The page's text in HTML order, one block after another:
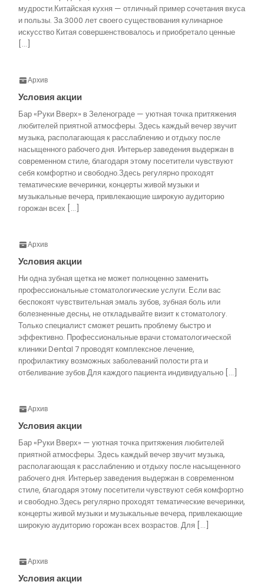
мудрости.Китайская кухня — отличный пример сочетания вкуса
и пользы. За 3000 лет своего существования кулинарное
искусство Китая совершенствовалось и приобретало ценные
[…]
Архив
Условия акции
Бар «Руки Вверх» в Зеленограде — уютная точка притяжения
любителей приятной атмосферы. Здесь каждый вечер звучит
музыка, располагающая к расслаблению и отдыху после
насыщенного рабочего дня. Интерьер заведения выдержан в
современном стиле, благодаря этому посетители чувствуют
себя комфортно и свободно.Здесь регулярно проходят
тематические вечеринки, концерты живой музыки и
музыкальные вечера, привлекающие широкую аудиторию
горожан всех […]
Архив
Условия акции
Ни одна зубная щетка не может полноценно заменить
профессиональные стоматологические услуги. Если вас
беспокоят чувствительная эмаль зубов, зубная боль или
болезненные десны, не откладывайте визит к стоматологу.
Только специалист сможет решить проблему быстро и
эффективно. Профессиональные врачи стоматологической
клиники Dental 7 проводят комплексное лечение,
профилактику возможных заболеваний полости рта и
отбеливание зубов.Для каждого пациента индивидуально […]
Архив
Условия акции
Бар «Руки Вверх» — уютная точка притяжения любителей
приятной атмосферы. Здесь каждый вечер звучит музыка,
располагающая к расслаблению и отдыху после насыщенного
рабочего дня. Интерьер заведения выдержан в современном
стиле, благодаря этому посетители чувствуют себя комфортно
и свободно.Здесь регулярно проходят тематические вечеринки,
концерты живой музыки и музыкальные вечера, привлекающие
широкую аудиторию горожан всех возрастов. Для […]
Архив
Условия акции